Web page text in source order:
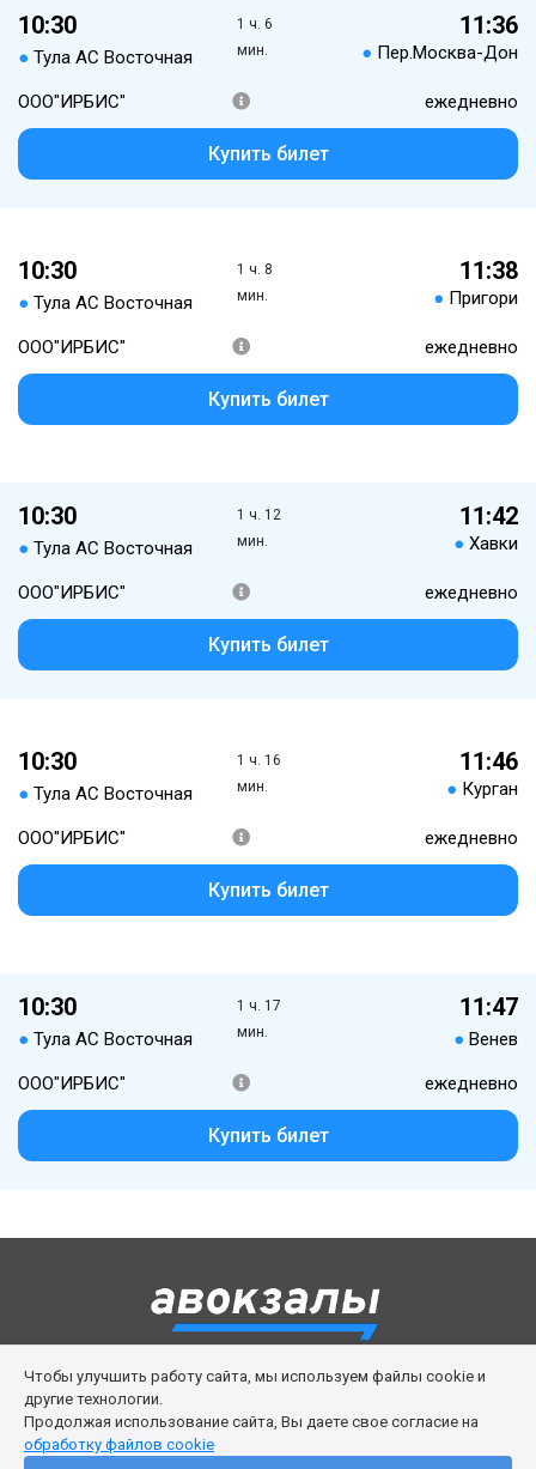
10:30
● Тула АС Восточная
1 ч. 6
мин.
11:36
● Пер.Москва-Дон
ООО"ИРБИС" ежедневно
Купить билет
10:30
● Тула АС Восточная
1 ч. 8
мин.
11:38
● Пригори
ООО"ИРБИС" ежедневно
Купить билет
10:30
● Тула АС Восточная
1 ч. 12
мин.
11:42
● Хавки
ООО"ИРБИС" ежедневно
Купить билет
10:30
● Тула АС Восточная
1 ч. 16
мин.
11:46
● Курган
ООО"ИРБИС" ежедневно
Купить билет
10:30
● Тула АС Восточная
1 ч. 17
мин.
11:47
● Венев
ООО"ИРБИС" ежедневно
Купить билет
Правила сервиса Политика cookies
Личный кабинет Возврат билета Поддержка
Чтобы улучшить работу сайта, мы используем файлы cookie и
другие технологии.
Продолжая использование сайта, Вы даете свое согласие на
обработку файлов cookie